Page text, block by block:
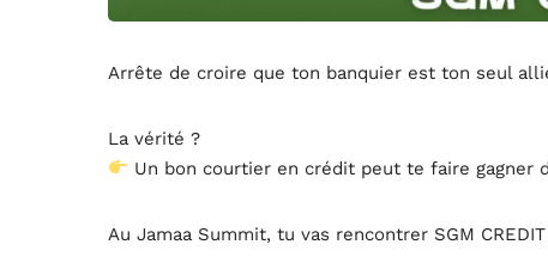
Arrête de croire que ton banquier est ton seul
La vérité ?
Un bon courtier en crédit peut te faire gagner
Au Jamaa Summit, tu vas rencontrer SGM